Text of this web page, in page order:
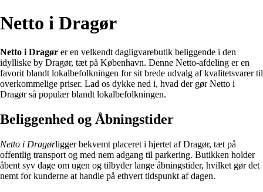
Netto i Dragør
Netto i Dragør er en velkendt dagligvarebutik beliggende i den
idylliske by Dragør, tæt på København. Denne Netto-afdeling er en
favorit blandt lokalbefolkningen for sit brede udvalg af kvalitetsvarer til
overkommelige priser. Lad os dykke ned i, hvad der gør Netto i
Dragør så populær blandt lokalbefolkningen.
Beliggenhed og Åbningstider
Netto i Dragørligger bekvemt placeret i hjertet af Dragør, tæt på
offentlig transport og med nem adgang til parkering. Butikken holder
åbent syv dage om ugen og tilbyder lange åbningstider, hvilket gør det
nemt for kunderne at handle på ethvert tidspunkt af dagen.